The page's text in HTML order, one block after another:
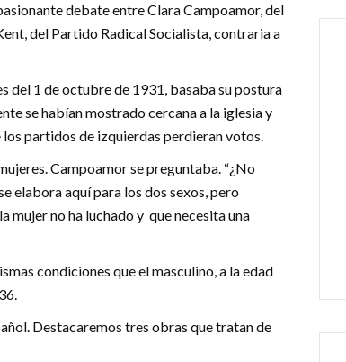
debate entre Clara Campoamor, del
del Partido Radical Socialista, contraria a
del 1 de octubre de 1931, basaba su postura
se habían mostrado cercana a la iglesia y
partidos de izquierdas perdieran votos.
Campoamor se preguntaba. “¿No
elabora aquí para los dos sexos, pero
mujer no ha luchado y que necesita una
condiciones que el masculino, a la edad
Destacaremos tres obras que tratan de